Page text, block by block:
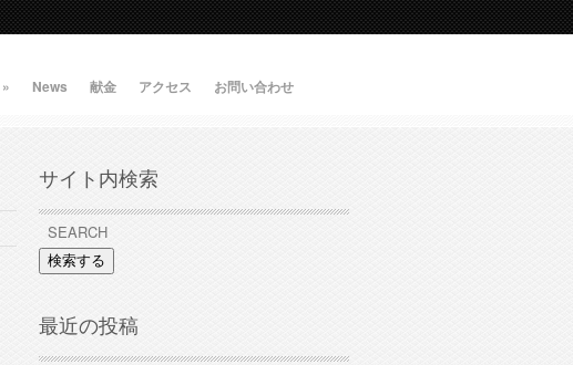
» News 献金 アクセス お問い合わせ
サイト内検索
検索する
最近の投稿